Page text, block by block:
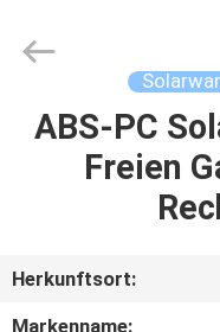
HEIM
PRODUKTE
ÜBER
UNS
Ltd..
ABS-PC
Freien
Herkunftsort:
Markenname: